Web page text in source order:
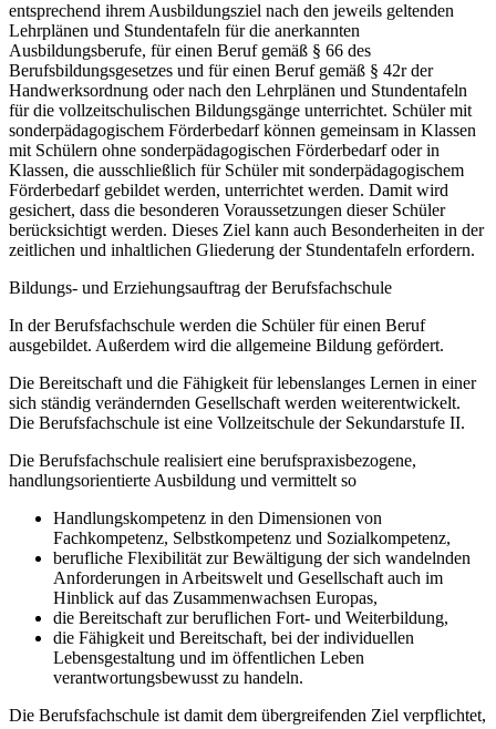
entsprechend ihrem Ausbildungsziel nach den jeweils geltenden
Lehrplänen und Stundentafeln für die anerkannten
Ausbildungsberufe, für einen Beruf gemäß § 66 des
Berufsbildungsgesetzes und für einen Beruf gemäß § 42r der
Handwerksordnung oder nach den Lehrplänen und Stundentafeln
für die vollzeitschulischen Bildungsgänge unterrichtet. Schüler mit
sonderpädagogischem Förderbedarf können gemeinsam in Klassen
mit Schülern ohne sonderpädagogischen Förderbedarf oder in
Klassen, die ausschließlich für Schüler mit sonderpädagogischem
Förderbedarf gebildet werden, unterrichtet werden. Damit wird
gesichert, dass die besonderen Voraussetzungen dieser Schüler
berücksichtigt werden. Dieses Ziel kann auch Besonderheiten in der
zeitlichen und inhaltlichen Gliederung der Stundentafeln erfordern.
Bildungs- und Erziehungsauftrag der Berufsfachschule
In der Berufsfachschule werden die Schüler für einen Beruf
ausgebildet. Außerdem wird die allgemeine Bildung gefördert.
Die Bereitschaft und die Fähigkeit für lebenslanges Lernen in einer
sich ständig verändernden Gesellschaft werden weiterentwickelt.
Die Berufsfachschule ist eine Vollzeitschule der Sekundarstufe II.
Die Berufsfachschule realisiert eine berufspraxisbezogene,
handlungsorientierte Ausbildung und vermittelt so
Handlungskompetenz in den Dimensionen von
Fachkompetenz, Selbstkompetenz und Sozialkompetenz,
berufliche Flexibilität zur Bewältigung der sich wandelnden
Anforderungen in Arbeitswelt und Gesellschaft auch im
Hinblick auf das Zusammenwachsen Europas,
die Bereitschaft zur beruflichen Fort- und Weiterbildung,
die Fähigkeit und Bereitschaft, bei der individuellen
Lebensgestaltung und im öffentlichen Leben
verantwortungsbewusst zu handeln.
Die Berufsfachschule ist damit dem übergreifenden Ziel verpflichtet,